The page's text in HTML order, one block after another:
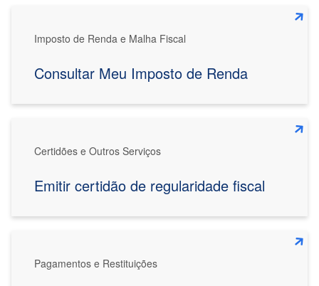
Imposto de Renda e Malha Fiscal
Consultar Meu Imposto de Renda
Certidões e Outros Serviços
Emitir certidão de regularidade fiscal
Pagamentos e Restituições